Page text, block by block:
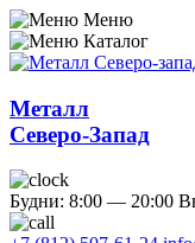
Меню
Каталог
Металл
Северо-Запад
Будни: 8:00 — 20:00